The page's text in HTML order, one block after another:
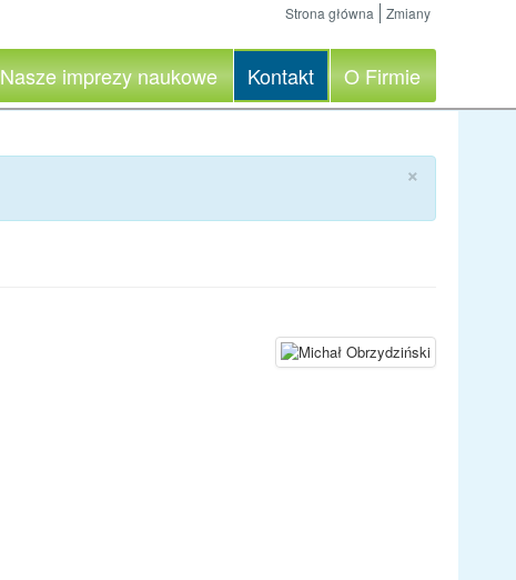
Strona główna Zmiany
Nasze imprezy naukowe Kontakt O Firmie
×